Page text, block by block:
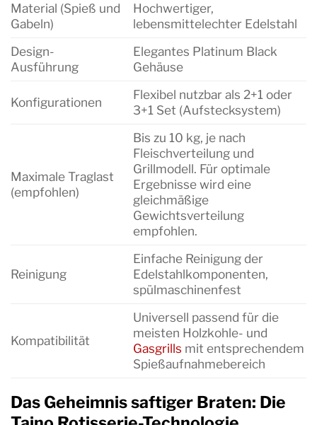
Material (Spieß und
Gabeln)
Hochwertiger,
lebensmittelechter Edelstahl
Design-
Ausführung
Elegantes Platinum Black
Gehäuse
Konfigurationen
Flexibel nutzbar als 2+1 oder
3+1 Set (Aufstecksystem)
Maximale Traglast
(empfohlen)
Bis zu 10 kg, je nach
Fleischverteilung und
Grillmodell. Für optimale
Ergebnisse wird eine
gleichmäßige
Gewichtsverteilung
empfohlen.
Reinigung
Einfache Reinigung der
Edelstahlkomponenten,
spülmaschinenfest
Kompatibilität
Universell passend für die
meisten Holzkohle- und
Gasgrills mit entsprechendem
Spießaufnahmebereich
Das Geheimnis saftiger Braten: Die